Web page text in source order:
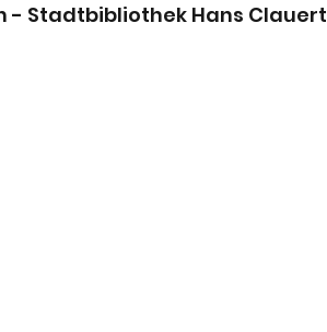
- Stadtbibliothek Hans Clauert